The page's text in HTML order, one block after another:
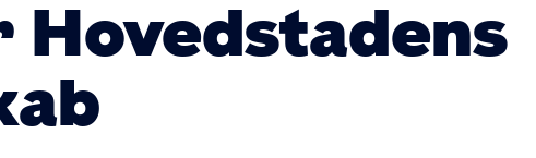
Hovedstadens